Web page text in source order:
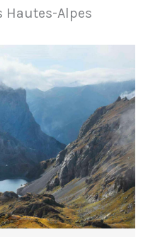
Hautes-Alpes